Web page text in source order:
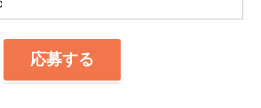
応募する